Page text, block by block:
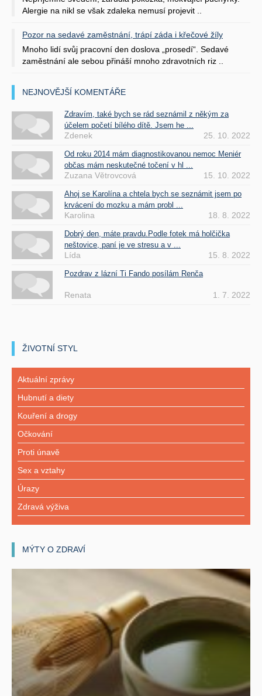
Alergie na nikl se však zdaleka nemusí projevit ..
Pozor na sedavé zaměstnání, trápí záda i křečové žíly
Mnoho lidí svůj pracovní den doslova „prosedí“. Sedavé
zaměstnání ale sebou přináší mnoho zdravotních riz ..
NEJNOVĚJŠÍ KOMENTÁŘE
Zdravím, také bych se rád seznámil z někým za
účelem početí bílého dítě. Jsem he ...
Zdenek 25. 10. 2022
Od roku 2014 mám diagnostikovanou nemoc Meniér
občas mám neskutečné točení v hl ...
Zuzana Větrovcová 15. 10. 2022
Ahoj se Karolína a chtela bych se seznámit jsem po
krvácení do mozku a mám probl ...
Karolina 18. 8. 2022
Dobrý den, máte pravdu.Podle fotek má holčička
neštovice, paní je ve stresu a v ...
Lída 15. 8. 2022
Pozdrav z lázní Ti Fando posílám Renča
Renata 1. 7. 2022
ŽIVOTNÍ STYL
Aktuální zprávy
Hubnutí a diety
Kouření a drogy
Očkování
Proti únavě
Sex a vztahy
Úrazy
Zdravá výživa
MÝTY O ZDRAVÍ